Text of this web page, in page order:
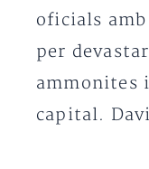
oficials
per
ammonites
capital.